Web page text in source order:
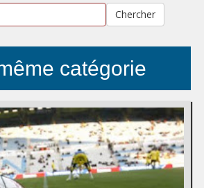
Chercher
catégorie